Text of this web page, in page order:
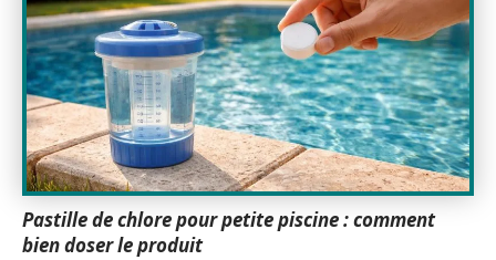
Pastille de chlore pour petite piscine : comment
bien doser le produit